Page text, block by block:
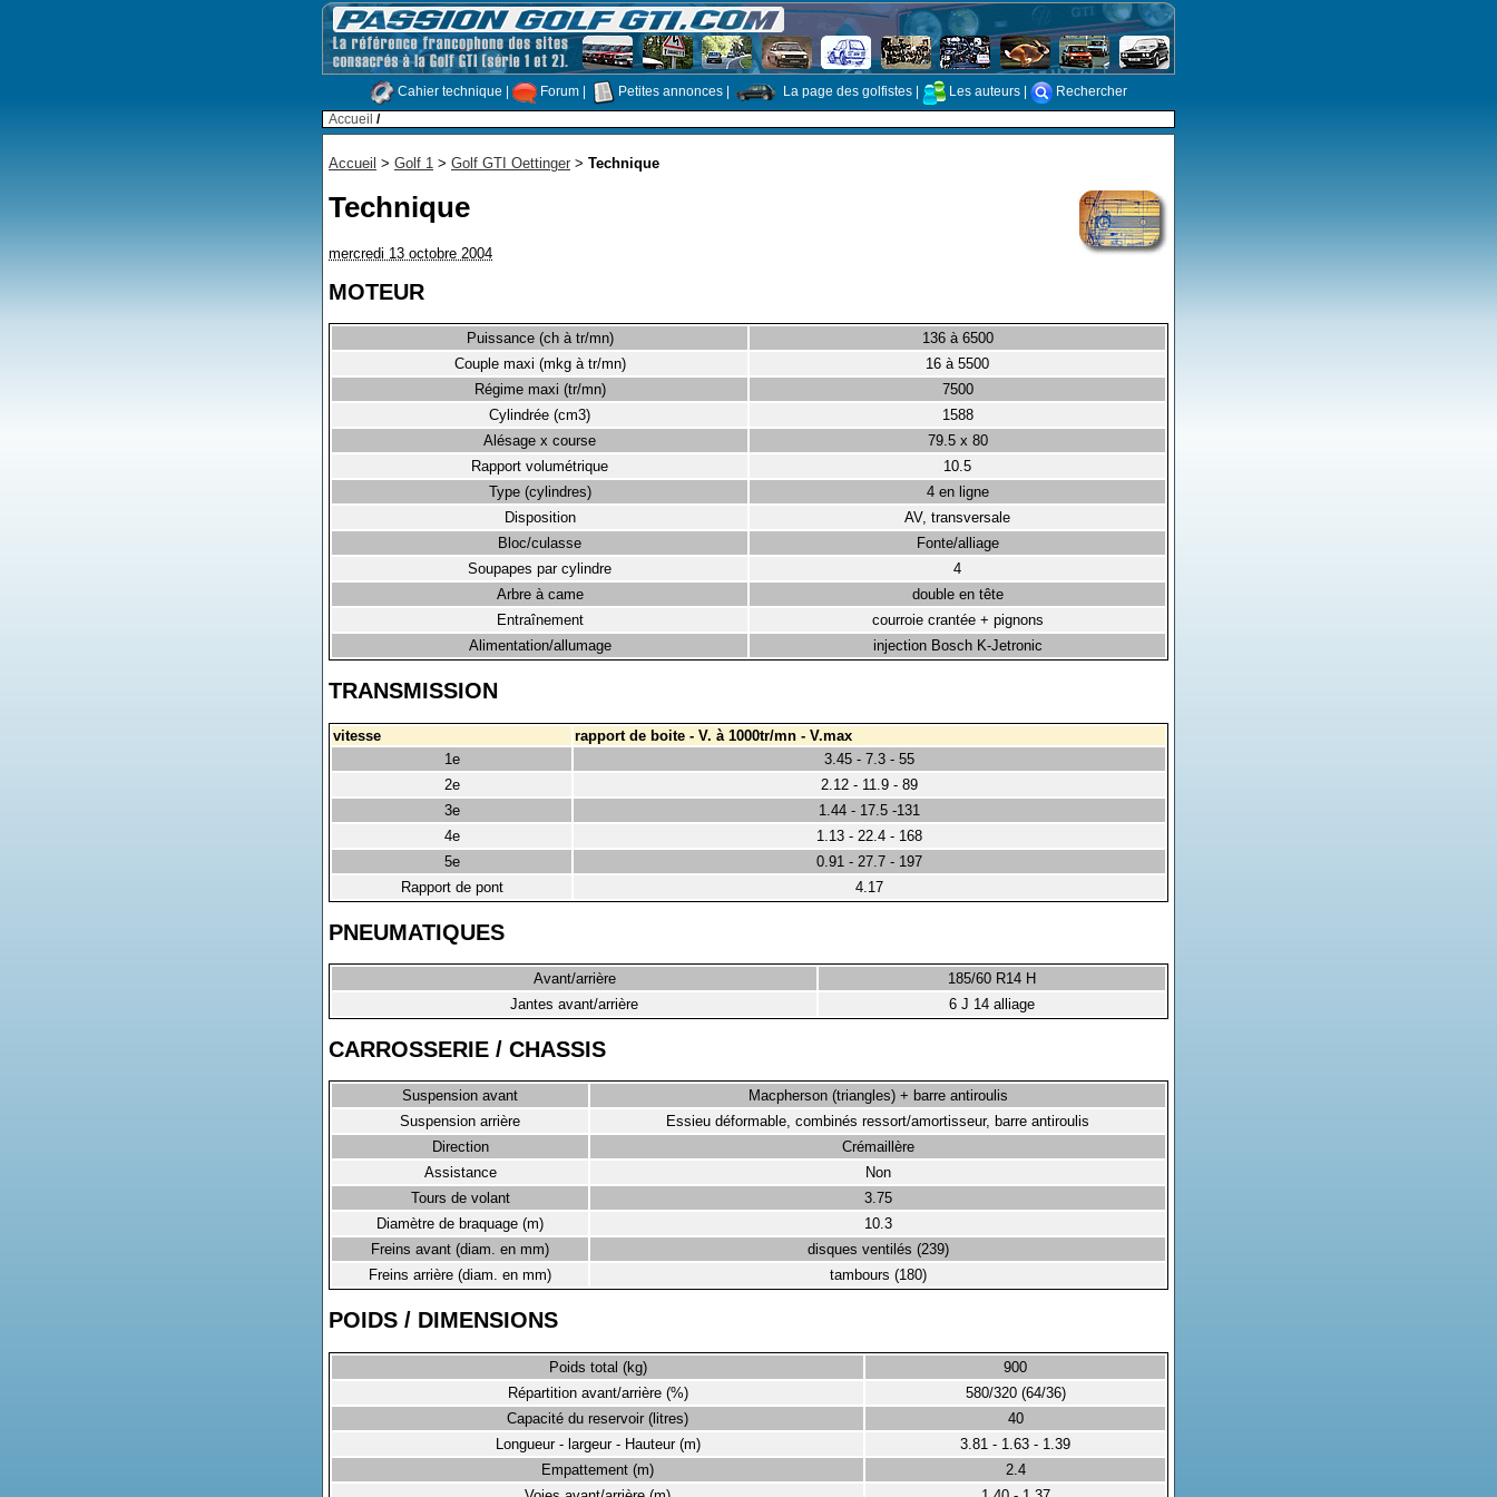
Cahier technique Forum Petites annonces La page des golfistes Les auteurs
Rechercher
Accueil /
Accueil > Golf 1 > Golf GTI Oettinger > Technique
Technique
mercredi 13 octobre 2004
MOTEUR
Puissance (ch à tr/mn)
136 à 6500
Couple maxi (mkg à tr/mn)
16 à 5500
Régime maxi (tr/mn)
7500
Cylindrée (cm3)
1588
Alésage x course
79.5 x 80
Rapport volumétrique
10.5
Type (cylindres)
4 en ligne
Disposition
AV, transversale
Bloc/culasse
Fonte/alliage
Soupapes par cylindre
4
Arbre à came
double en tête
Entraînement
courroie crantée + pignons
Alimentation/allumage
injection Bosch K-Jetronic
TRANSMISSION
vitesse
rapport de boite - V. à 1000tr/mn - V.max
1e
3.45 - 7.3 - 55
2e
2.12 - 11.9 - 89
3e
1.44 - 17.5 -131
4e
1.13 - 22.4 - 168
5e
0.91 - 27.7 - 197
Rapport de pont
4.17
PNEUMATIQUES
Avant/arrière
185/60 R14 H
Jantes avant/arrière
6 J 14 alliage
CARROSSERIE / CHASSIS
Suspension avant
Macpherson (triangles) + barre antiroulis
Suspension arrière
Essieu déformable, combinés ressort/amortisseur, barre antiroulis
Direction
Crémaillère
Assistance
Non
Tours de volant
3.75
Diamètre de braquage (m)
10.3
Freins avant (diam. en mm)
disques ventilés (239)
Freins arrière (diam. en mm)
tambours (180)
POIDS / DIMENSIONS
Poids total (kg)
900
Répartition avant/arrière (%)
580/320 (64/36)
Capacité du reservoir (litres)
40
Longueur - largeur - Hauteur (m)
3.81 - 1.63 - 1.39
Empattement (m)
2.4